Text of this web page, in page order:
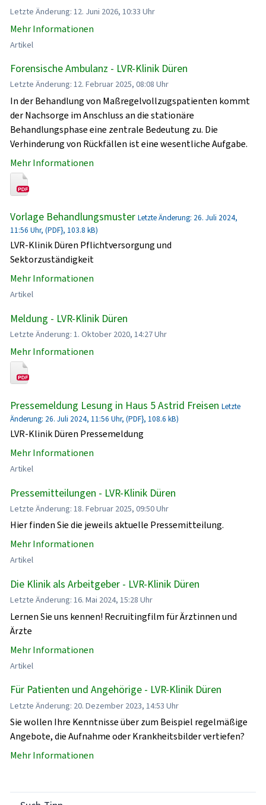
Letzte Änderung: 12. Juni 2026, 10:33 Uhr
Mehr Informationen
Artikel
Forensische Ambulanz - LVR-Klinik Düren
Letzte Änderung: 12. Februar 2025, 08:08 Uhr
In der Behandlung von Maßregelvollzugspatienten kommt
der Nachsorge im Anschluss an die stationäre
Behandlungsphase eine zentrale Bedeutung zu. Die
Verhinderung von Rückfällen ist eine wesentliche Aufgabe.
Mehr Informationen
Vorlage Behandlungsmuster Letzte Änderung: 26. Juli 2024,
11:56 Uhr, (PDF}, 103.8 kB)
LVR-Klinik Düren Pflichtversorgung und
Sektorzuständigkeit
Mehr Informationen
Artikel
Meldung - LVR-Klinik Düren
Letzte Änderung: 1. Oktober 2020, 14:27 Uhr
Mehr Informationen
Pressemeldung Lesung in Haus 5 Astrid Freisen Letzte
Änderung: 26. Juli 2024, 11:56 Uhr, (PDF}, 108.6 kB)
LVR-Klinik Düren Pressemeldung
Mehr Informationen
Artikel
Pressemitteilungen - LVR-Klinik Düren
Letzte Änderung: 18. Februar 2025, 09:50 Uhr
Hier finden Sie die jeweils aktuelle Pressemitteilung.
Mehr Informationen
Artikel
Die Klinik als Arbeitgeber - LVR-Klinik Düren
Letzte Änderung: 16. Mai 2024, 15:28 Uhr
Lernen Sie uns kennen! Recruitingfilm für Ärztinnen und
Ärzte
Mehr Informationen
Artikel
Für Patienten und Angehörige - LVR-Klinik Düren
Letzte Änderung: 20. Dezember 2023, 14:53 Uhr
Sie wollen Ihre Kenntnisse über zum Beispiel regelmäßige
Angebote, die Aufnahme oder Krankheitsbilder vertiefen?
Mehr Informationen